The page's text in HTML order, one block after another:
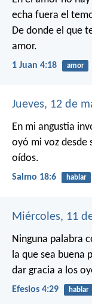
echa fuera el
De donde el que
amor.
1 Juan 4:18 amor
Jueves, 12 de
En mi angustia
oyó mi voz desde
oídos.
Salmo 18:6 hablar
Miércoles, 11
Ninguna palabra
la que sea buena
dar gracia a los
Efesios 4:29 hablar